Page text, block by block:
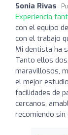
Sonia Rivas
Experiencia
con el equipo
con el trabajo
Mi dentista ha
Tanto ellos
maravillosos,
el mejor
facilidades de
cercanos,
recomiendo sin